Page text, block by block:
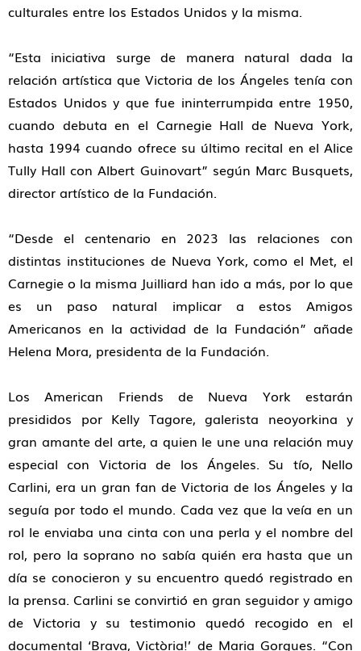
culturales entre los Estados Unidos y la misma.
“Esta iniciativa surge de manera natural dada la
relación artística que Victoria de los Ángeles tenía con
Estados Unidos y que fue ininterrumpida entre 1950,
cuando debuta en el Carnegie Hall de Nueva York,
hasta 1994 cuando ofrece su último recital en el Alice
Tully Hall con Albert Guinovart” según Marc Busquets,
director artístico de la Fundación.
“Desde el centenario en 2023 las relaciones con
distintas instituciones de Nueva York, como el Met, el
Carnegie o la misma Juilliard han ido a más, por lo que
es un paso natural implicar a estos Amigos
Americanos en la actividad de la Fundación” añade
Helena Mora, presidenta de la Fundación.
LosAmerican Friendsde Nueva Yorkestarán
presididos por Kelly Tagore, galerista neoyorkina y
gran amante del arte, a quien le une una relación muy
especial con Victoria de los Ángeles. Su tío, Nello
Carlini, era un gran fan de Victoria de los Ángeles y la
seguía por todo el mundo. Cada vez que la veía en un
rol le enviaba una cinta con una perla y el nombre del
rol, pero la soprano no sabía quién era hasta que un
día se conocieron y su encuentro quedó registrado en
la prensa. Carlini se convirtió en gran seguidor y amigo
de Victoria y su testimonio quedó recogido en el
documental ‘Brava, Victòria!’ de Maria Gorgues. “Con